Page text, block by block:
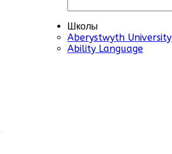
Школы
Aberystwyth University
Ability Language